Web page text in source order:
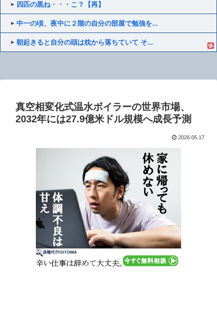
四匹の黒ね・・・こ？【再】
中一の頃、夜中に２階の自分の部屋で勉強を...
朝起きると自分の頭は枕から落ちていて そ...
真空相変化式温水ボイラーの世界市場、
2032年には27.9億米ドル規模へ成長予測
2026.05.17